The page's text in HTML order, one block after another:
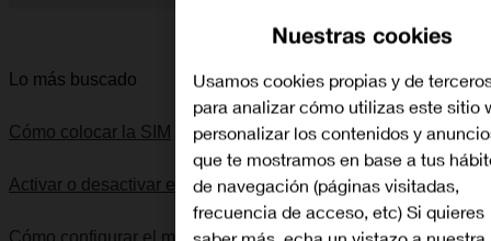
Lo más buscado
Cómo colocar la SIM
Activar o desactivar el uso del código PIN
Nuestras cookies
Usamos cookies propias y de
para analizar cómo utilizas este sitio
personalizar los contenidos y
que te mostramos en base a tus
de navegación (páginas visitadas,
frecuencia de acceso, etc) Si quieres